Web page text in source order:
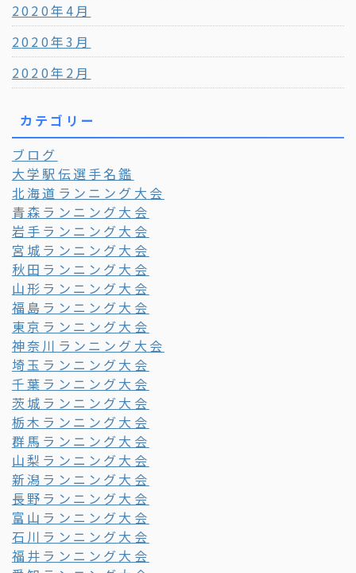
2020年4月
2020年3月
2020年2月
カテゴリー
ブログ
大学駅伝選手名鑑
北海道ランニング大会
青森ランニング大会
岩手ランニング大会
宮城ランニング大会
秋田ランニング大会
山形ランニング大会
福島ランニング大会
東京ランニング大会
神奈川ランニング大会
埼玉ランニング大会
千葉ランニング大会
茨城ランニング大会
栃木ランニング大会
群馬ランニング大会
山梨ランニング大会
新潟ランニング大会
長野ランニング大会
富山ランニング大会
石川ランニング大会
福井ランニング大会